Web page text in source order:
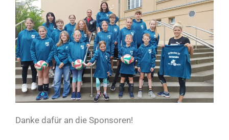
Danke dafür an die Sponsoren!